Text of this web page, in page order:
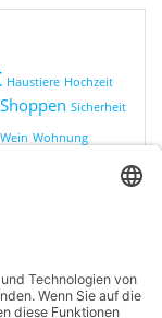
Haustiere Hochzeit
Shoppen Sicherheit
Wein Wohnung